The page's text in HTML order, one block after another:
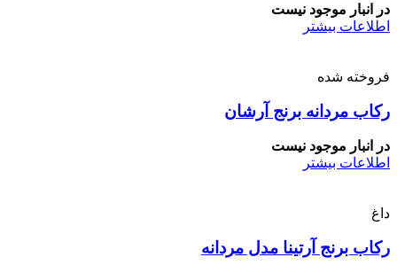
در انبار موجود نیست
اطلاعات بیشتر
فروخته شده
رکاب مردانه برنج آرشان
در انبار موجود نیست
اطلاعات بیشتر
داغ
رکاب برنج آرتینا مدل مردانه